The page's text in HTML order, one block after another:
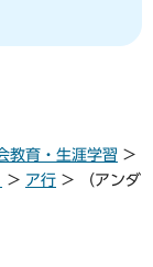
教育・生涯学習 >
> ア行 > （アンダ